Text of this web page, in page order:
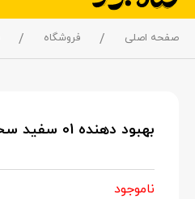
صفحه اصلی فروشگاه
بهبود دهنده 01 سفید سحر 10 کیلوگرمی (عمده)
ناموجود